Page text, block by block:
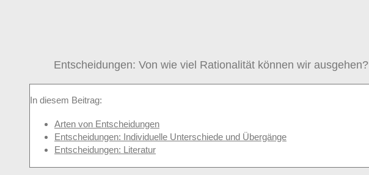
Entscheidungen: Von wie viel Rationalität können wir ausgehen?
In diesem Beitrag:
Arten von Entscheidungen
Entscheidungen: Individuelle Unterschiede und Übergänge
Entscheidungen: Literatur